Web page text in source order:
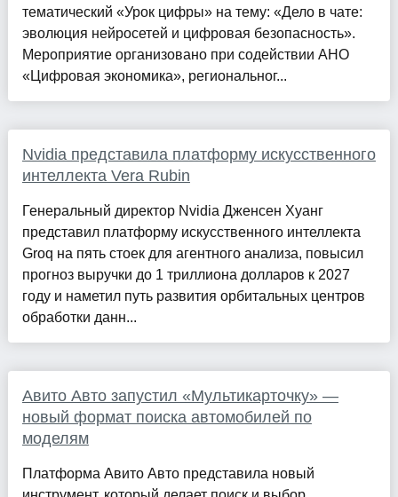
тематический «Урок цифры» на тему: «Дело в чате:
эволюция нейросетей и цифровая безопасность».
Мероприятие организовано при содействии АНО
«Цифровая экономика», региональног...
Nvidia представила платформу искусственного
интеллекта Vera Rubin
Генеральный директор Nvidia Дженсен Хуанг
представил платформу искусственного интеллекта
Groq на пять стоек для агентного анализа, повысил
прогноз выручки до 1 триллиона долларов к 2027
году и наметил путь развития орбитальных центров
обработки данн...
Авито Авто запустил «Мультикарточку» —
новый формат поиска автомобилей по
моделям
Платформа Авито Авто представила новый